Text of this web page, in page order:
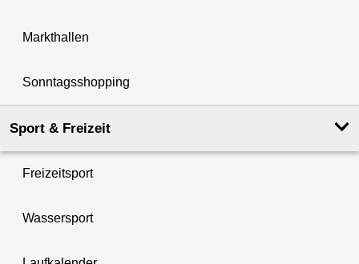
Markthallen
Sonntagsshopping
Sport & Freizeit
Freizeitsport
Wassersport